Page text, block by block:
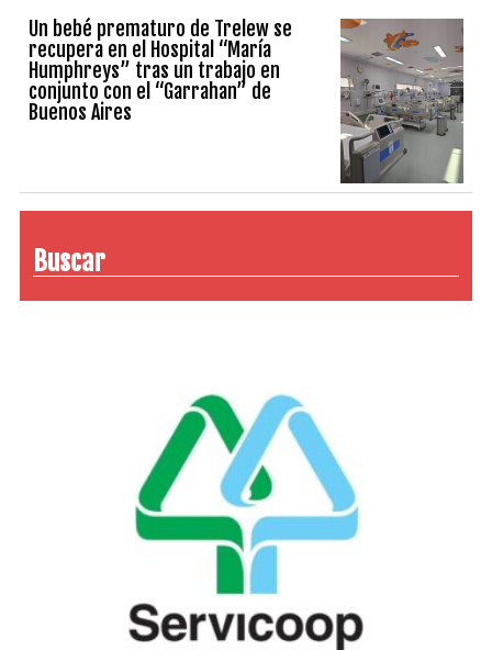
Un bebé prematuro de Trelew se
recupera en el Hospital “María
Humphreys” tras un trabajo en
conjunto con el “Garrahan” de
Buenos Aires
Buscar